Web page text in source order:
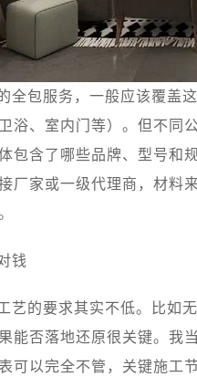
全包服务，一般应该覆盖
浴、室内门等）。但不同
包含了哪些品牌、型号和
厂家或一级代理商，材
钱
艺的要求其实不低。比如
能否落地还原很关键。
可以完全不管，关键施